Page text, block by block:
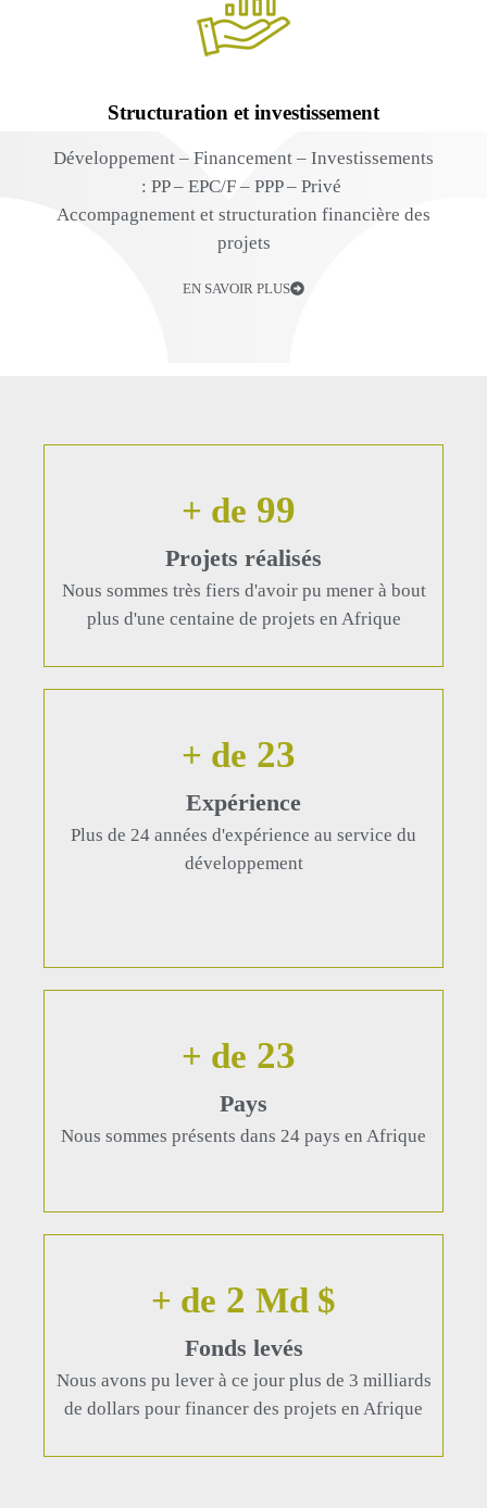
Structuration et investissement
Développement – Financement – Investissements
: PP – EPC/F – PPP – Privé
Accompagnement et structuration financière des
projets
EN SAVOIR PLUS
+ de 24
Pays
Nous sommes présents dans 24 pays en Afrique
+ de 3 Md $
Fonds levés
Nous avons pu lever à ce jour plus de 3 milliards
de dollars pour financer des projets en Afrique
+ de 100
Projets réalisés
Nous sommes très fiers d'avoir pu mener à bout
plus d'une centaine de projets en Afrique
+ de 24
Expérience
Plus de 24 années d'expérience au service du
développement